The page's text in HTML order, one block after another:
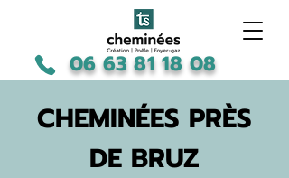
06 63 81 18 08
CHEMINÉES PRÈS
DE BRUZ